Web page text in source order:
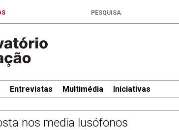
Entrevistas Multimédia Iniciativas
nos media lusófonos